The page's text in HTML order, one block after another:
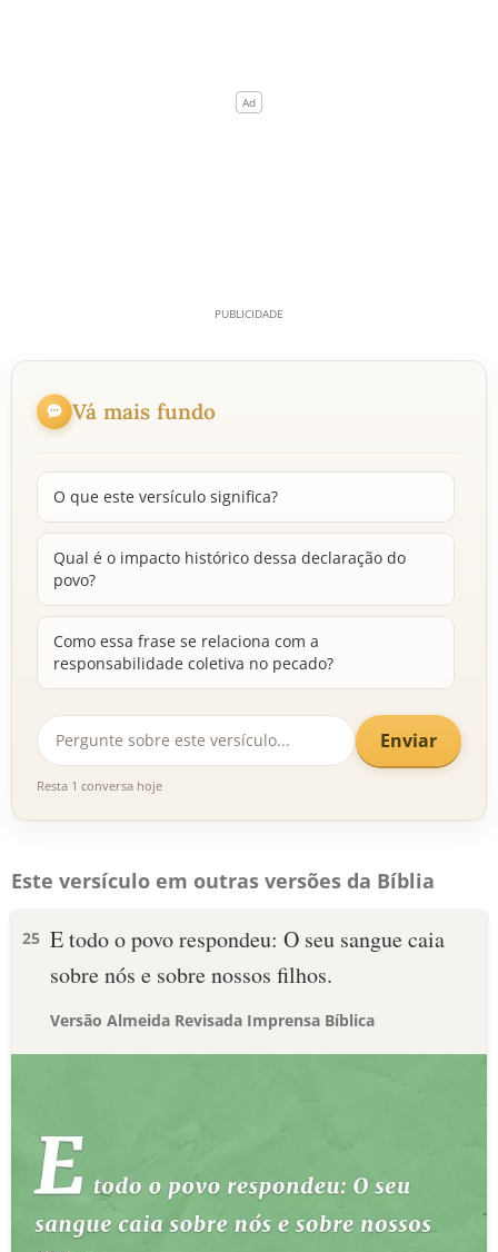
Vá mais fundo
O que este versículo significa?
Qual é o impacto histórico dessa declaração do
povo?
Como essa frase se relaciona com a
responsabilidade coletiva no pecado?
Enviar
Resta 1 conversa hoje
Este versículo em outras versões da Bíblia
25 E todo o povo respondeu: O seu sangue caia
sobre nós e sobre nossos filhos.
Versão Almeida Revisada Imprensa Bíblica